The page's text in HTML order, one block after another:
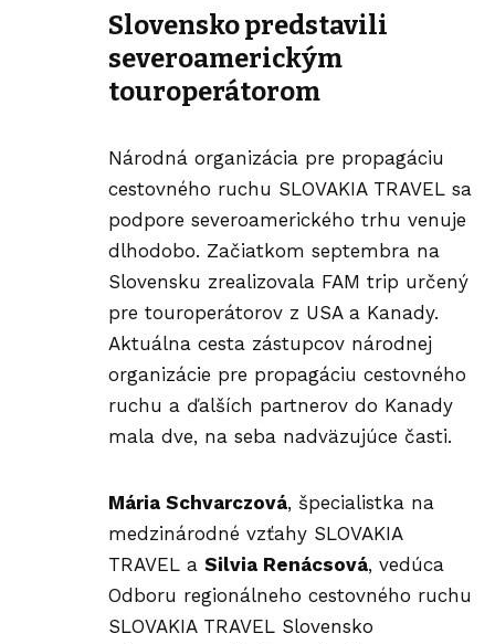
Slovensko predstavili
severoamerickým
touroperátorom
Národná organizácia pre propagáciu
cestovného ruchu SLOVAKIA TRAVEL sa
podpore severoamerického trhu venuje
dlhodobo. Začiatkom septembra na
Slovensku zrealizovala FAM trip určený
pre touroperátorov z USA a Kanady.
Aktuálna cesta zástupcov národnej
organizácie pre propagáciu cestovného
ruchu a ďalších partnerov do Kanady
mala dve, na seba nadväzujúce časti.
Mária Schvarczová, špecialistka na
medzinárodné vzťahy SLOVAKIA
TRAVEL a Silvia Renácsová, vedúca
Odboru regionálneho cestovného ruchu
SLOVAKIA TRAVEL Slovensko